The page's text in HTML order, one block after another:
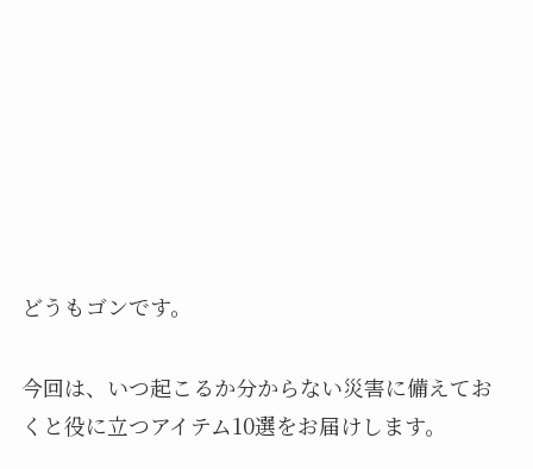
どうもゴンです。
今回は、いつ起こるか分からない災害に備えてお
くと役に立つアイテム10選をお届けします。